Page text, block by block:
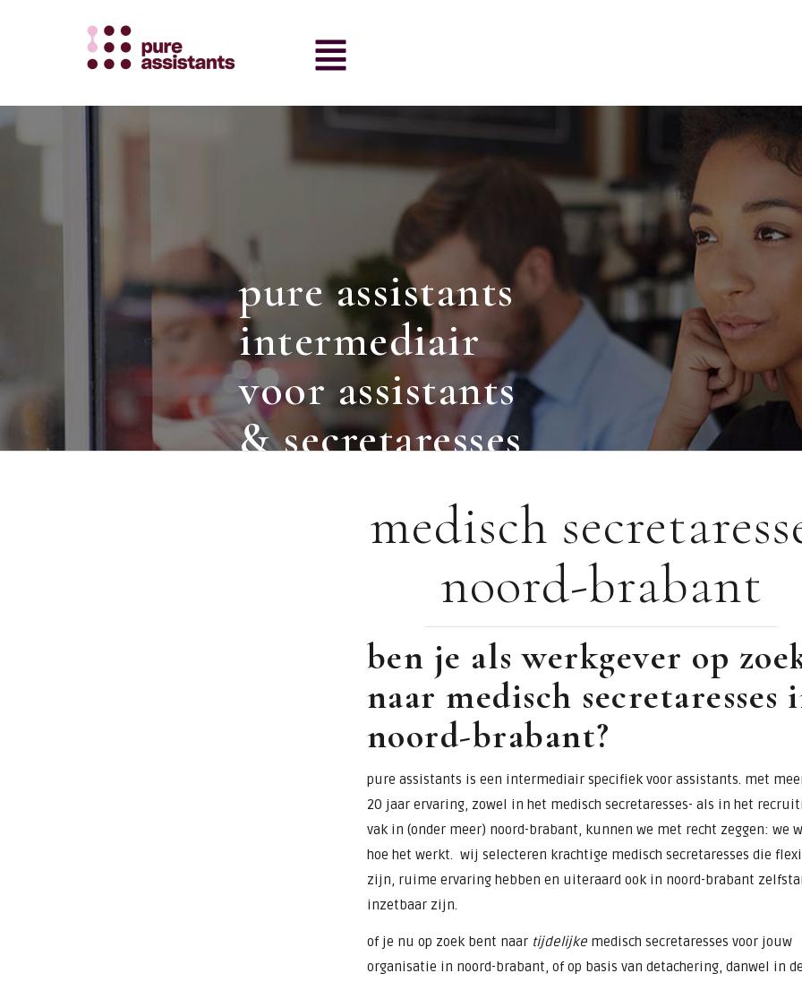
pure assistants
intermediair
voor assistants
& secretaresses
medisch
noord-brabant
ben je als werkgever op
naar medisch secretaresses
noord-brabant?
pure assistants is een intermediair specifiek voor assistants. met
20 jaar ervaring, zowel in het medisch secretaresses- als in het
vak in (onder meer) noord-brabant, kunnen we met recht zeggen: we
hoe het werkt. wij selecteren krachtige medisch secretaresses die
zijn, ruime ervaring hebben en uiteraard ook in noord-brabant
inzetbaar zijn.
of je nu op zoek bent naar tijdelijkemedisch secretaresses voor jouw
organisatie in noord-brabant, of op basis van detachering, danwel in